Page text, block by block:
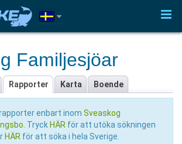
Familjesjöar
Rapporter Karta Boende
enbart inom Sveaskog
. Tryck HÄR för att utöka sökningen
HÄR för att söka i hela Sverige.